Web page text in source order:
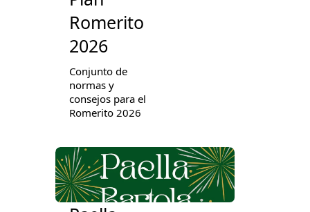
Romerito
2026
Conjunto de
normas y
consejos para el
Romerito 2026